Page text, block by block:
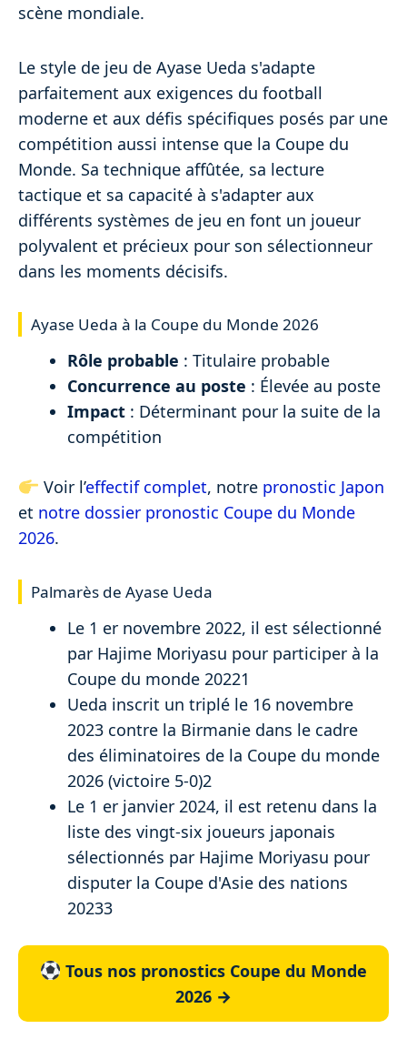
scène mondiale.
Le style de jeu de Ayase Ueda s'adapte
parfaitement aux exigences du football
moderne et aux défis spécifiques posés par une
compétition aussi intense que la Coupe du
Monde. Sa technique affûtée, sa lecture
tactique et sa capacité à s'adapter aux
différents systèmes de jeu en font un joueur
polyvalent et précieux pour son sélectionneur
dans les moments décisifs.
Ayase Ueda à la Coupe du Monde 2026
Rôle probable : Titulaire probable
Concurrence au poste : Élevée au poste
Impact : Déterminant pour la suite de la
compétition
Voir l’effectif complet, notre pronostic Japon
et notre dossier pronostic Coupe du Monde
2026.
Palmarès de Ayase Ueda
Le 1 er novembre 2022, il est sélectionné
par Hajime Moriyasu pour participer à la
Coupe du monde 20221
Ueda inscrit un triplé le 16 novembre
2023 contre la Birmanie dans le cadre
des éliminatoires de la Coupe du monde
2026 (victoire 5-0)2
Le 1 er janvier 2024, il est retenu dans la
liste des vingt-six joueurs japonais
sélectionnés par Hajime Moriyasu pour
disputer la Coupe d'Asie des nations
20233
Tous nos pronostics Coupe du Monde
2026 →